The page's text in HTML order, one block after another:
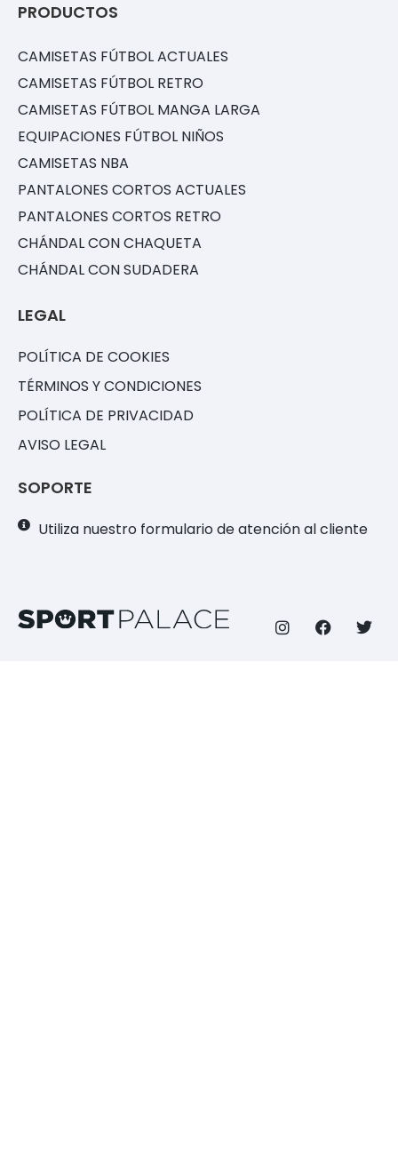
PRODUCTOS
CAMISETAS FÚTBOL ACTUALES
CAMISETAS FÚTBOL RETRO
CAMISETAS FÚTBOL MANGA LARGA
EQUIPACIONES FÚTBOL NIÑOS
CAMISETAS NBA
PANTALONES CORTOS ACTUALES
PANTALONES CORTOS RETRO
CHÁNDAL CON CHAQUETA
CHÁNDAL CON SUDADERA
LEGAL
POLÍTICA DE COOKIES
TÉRMINOS Y CONDICIONES
POLÍTICA DE PRIVACIDAD
AVISO LEGAL
SOPORTE
Utiliza nuestro formulario de atención al cliente